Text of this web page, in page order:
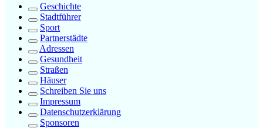
Geschichte
Stadtführer
Sport
Partnerstädte
Adressen
Gesundheit
Straßen
Häuser
Schreiben Sie uns
Impressum
Datenschutzerklärung
Sponsoren